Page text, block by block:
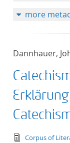
more
Dannhauer,
text/
Corpus of